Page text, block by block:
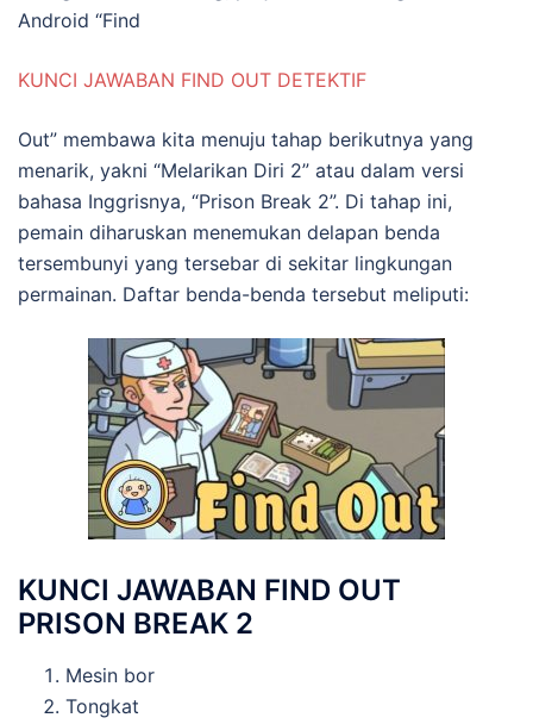
Android “Find
KUNCI JAWABAN FIND OUT DETEKTIF
Out” membawa kita menuju tahap berikutnya yang
menarik, yakni “Melarikan Diri 2” atau dalam versi
bahasa Inggrisnya, “Prison Break 2”. Di tahap ini,
pemain diharuskan menemukan delapan benda
tersembunyi yang tersebar di sekitar lingkungan
permainan. Daftar benda-benda tersebut meliputi:
KUNCI JAWABAN FIND OUT
PRISON BREAK 2
Mesin bor
Tongkat